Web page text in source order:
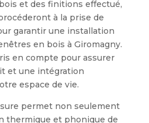
et des finitions effectué,
à la prise de
garantir une installation
en bois à Giromagny.
en compte pour assurer
et une intégration
espace de vie.
permet non seulement
thermique et phonique de